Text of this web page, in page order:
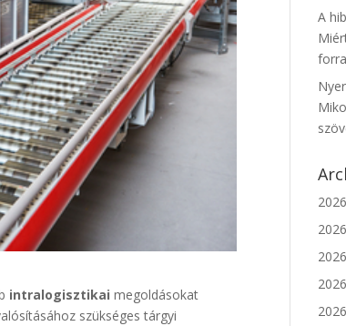
intralogisztikai megoldásokat
szükséges tárgyi
A